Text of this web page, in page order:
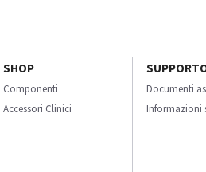
SHOP
Componenti
Accessori Clinici
Documenti
Informazioni